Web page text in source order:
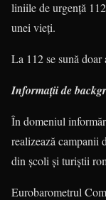
liniile de urgenţă
unei vieţi.
La 112 se sună
Informaţii de
În domeniul
realizează campanii
din şcoli şi turiştii
Eurobarometrul